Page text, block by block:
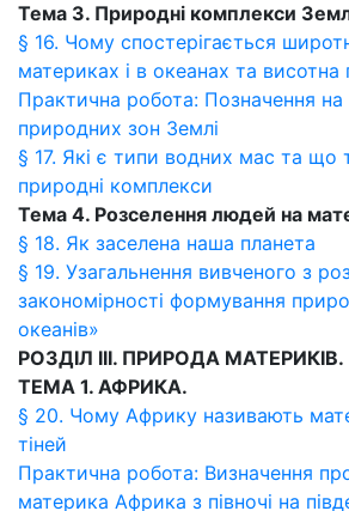
Тема 3. Природні комплекси
§ 16. Чому спостерігається
материках і в океанах та висотна
Практична робота: Позначення на
природних зон Землі
§ 17. Які є типи водних мас та що
природні комплекси
Тема 4. Розселення людей на
§ 18. Як заселена наша планета
§ 19. Узагальнення вивченого з
закономірності формування
океанів»
РОЗДІЛ ІІІ. ПРИРОДА МАТЕРИКІВ.
ТЕМА 1. АФРИКА.
§ 20. Чому Африку називають
тіней
Практична робота: Визначення
материка Африка з півночі на